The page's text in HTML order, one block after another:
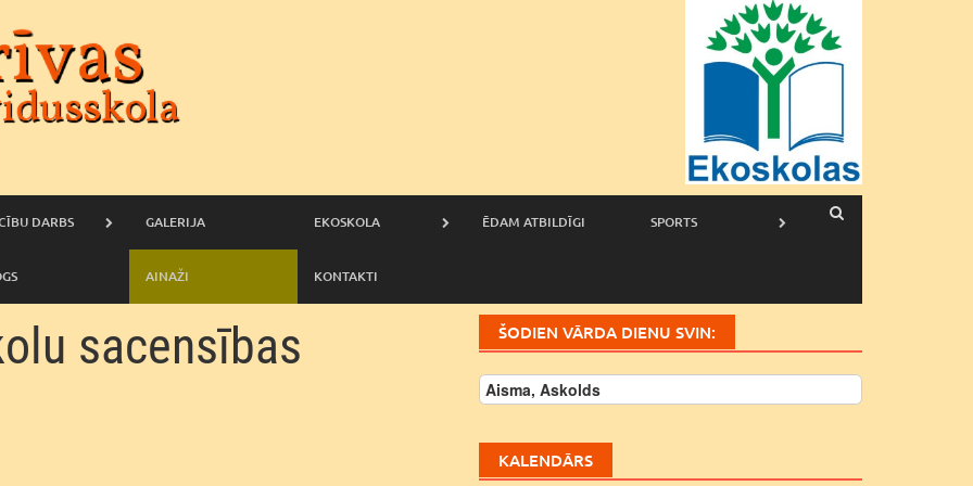
DARBS GALERIJA EKOSKOLA ĒDAM ATBILDĪGI SPORTS
AINAŽI KONTAKTI
sacensības
ŠODIEN VĀRDA DIENU SVIN:
Aisma, Askolds
KALENDĀRS